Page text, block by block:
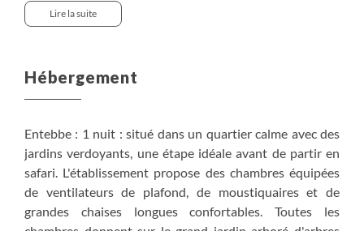
professionnels, développer l'écotourisme permettant
des retombées directes sur les villages environnants.
Lire la suite
Hébergement
Entebbe : 1 nuit : situé dans un quartier calme avec des
jardins verdoyants, une étape idéale avant de partir en
safari. L'établissement propose des chambres équipées
de ventilateurs de plafond, de moustiquaires et de
grandes chaises longues confortables. Toutes les